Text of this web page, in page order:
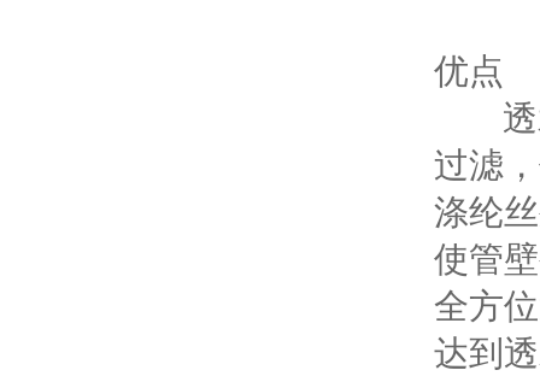
优点
透
过滤
涤纶
使管
全方
达到